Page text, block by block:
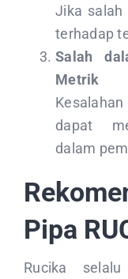
Jika salah
terhadap
Salah
Metrik
dapat
dalam
Pipa
Rucika